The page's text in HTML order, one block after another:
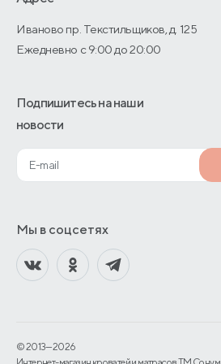
Иваново пр. Текстильщиков, д. 125
Ежедневно с 9:00 до 20:00
Подпишитесь на наши
новости
Мы в соцсетях
© 2013—2026